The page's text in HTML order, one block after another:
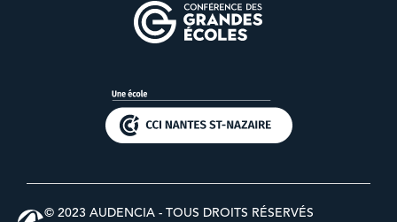
© 2023 AUDENCIA - TOUS DROITS RÉSERVÉS